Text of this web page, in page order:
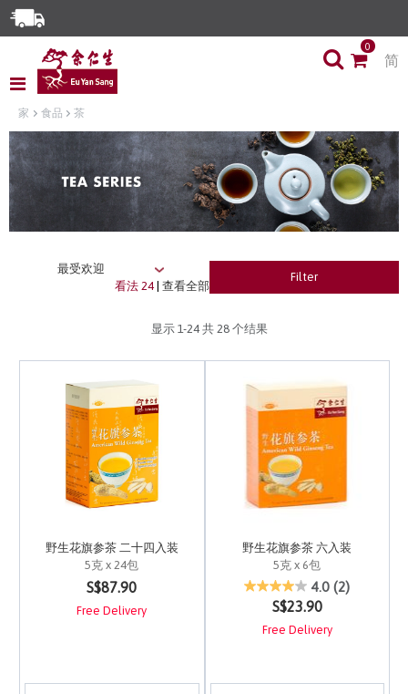
Limited Time Special: Free Delivery with No Min Spend
0
简
家 食品 茶
看法 24| 查看全部
Filter
显示 1-24共 28 个结果
野生花旗参茶 二十四入装
5克 x 24包
3.3 out of 5 Customer Rating
S$87.90
Free Delivery
野生花旗参茶 六入装
5克 x 6包
4.1 out of 5 Customer
4.0 (2)
S$23.90
Free Delivery